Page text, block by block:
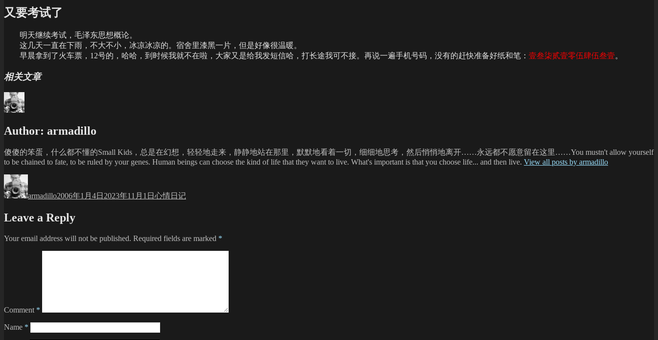
又要考试了
明天继续考试，毛泽东思想概论。
这几天一直在下雨，不大不小，冰凉冰凉的。宿舍里漆黑一片，但是好像很温暖。
早晨拿到了火车票，12号的，哈哈，到时候我就不在啦，大家又是给我发短信哈，打长途我可不接。再说一遍手机号码，没有的赶快准备好纸和笔： 壹叁柒贰壹零伍肆伍叁壹。
相关文章
Author: armadillo
傻傻的笨蛋，什么都不懂的Small Kids，总是在幻想，轻轻地走来，静静地站在那里，默默地看着一切，细细地思考，然后悄悄地离开……永远都不愿意留在这里……You mustn't allow yourself
to be chained to fate, to be ruled by your genes. Human beings can choose the kind of life that they want to live. What's important is that you choose life... and then live. View all posts by armadillo
armadillo2006年1月4日 2023年11月1日 心情日记
Leave a Reply
Your email address will not be published. Required fields are marked *
Comment *
Name *